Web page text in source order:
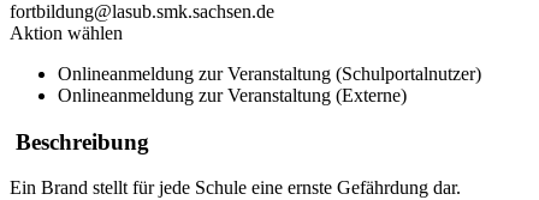
fortbildung@lasub.smk.sachsen.de
Aktion wählen
Onlineanmeldung zur Veranstaltung (Schulportalnutzer)
Onlineanmeldung zur Veranstaltung (Externe)
Beschreibung
Ein Brand stellt für jede Schule eine ernste Gefährdung dar.